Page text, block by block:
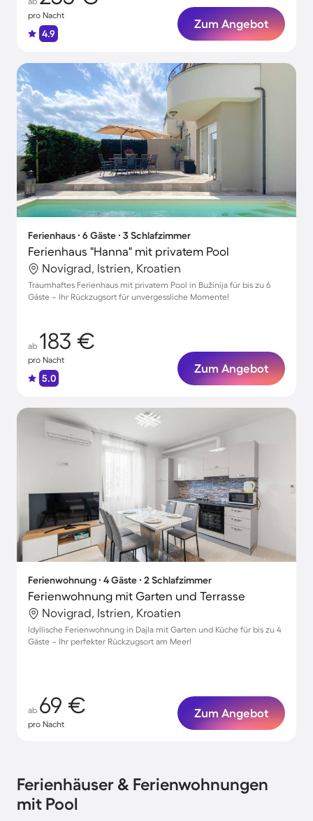
pro Nacht
4.9
Zum Angebot
Ferienhaus ∙ 6 Gäste ∙ 3 Schlafzimmer
Ferienhaus "Hanna" mit privatem Pool
Novigrad, Istrien, Kroatien
Traumhaftes Ferienhaus mit privatem Pool in Bužinija für bis zu 6
Gäste – Ihr Rückzugsort für unvergessliche Momente!
ab 183 €
pro Nacht
5.0
Zum Angebot
Ferienwohnung ∙ 4 Gäste ∙ 2 Schlafzimmer
Ferienwohnung mit Garten und Terrasse
Novigrad, Istrien, Kroatien
Idyllische Ferienwohnung in Dajla mit Garten und Küche für bis zu 4
Gäste – Ihr perfekter Rückzugsort am Meer!
ab 69 €
pro Nacht
Zum Angebot
Ferienhäuser & Ferienwohnungen
mit Pool